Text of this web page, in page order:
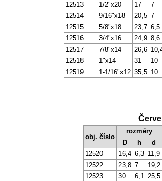
12513
1/2"x20 17 7
12514
9/16"x18 20,5 7
12515
5/8"x18 23,7 6,5
12516
3/4"x16 24,9 8,6
12517
7/8"x14 26,6
12518
1"x14 31 10
12519
1-1/16"x12 35,5 10
obj. číslo
rozměry
D h
d
12520
16,4 6,3 11,9
12522
23,8 7 19,2
12523
30 6,1 25,5